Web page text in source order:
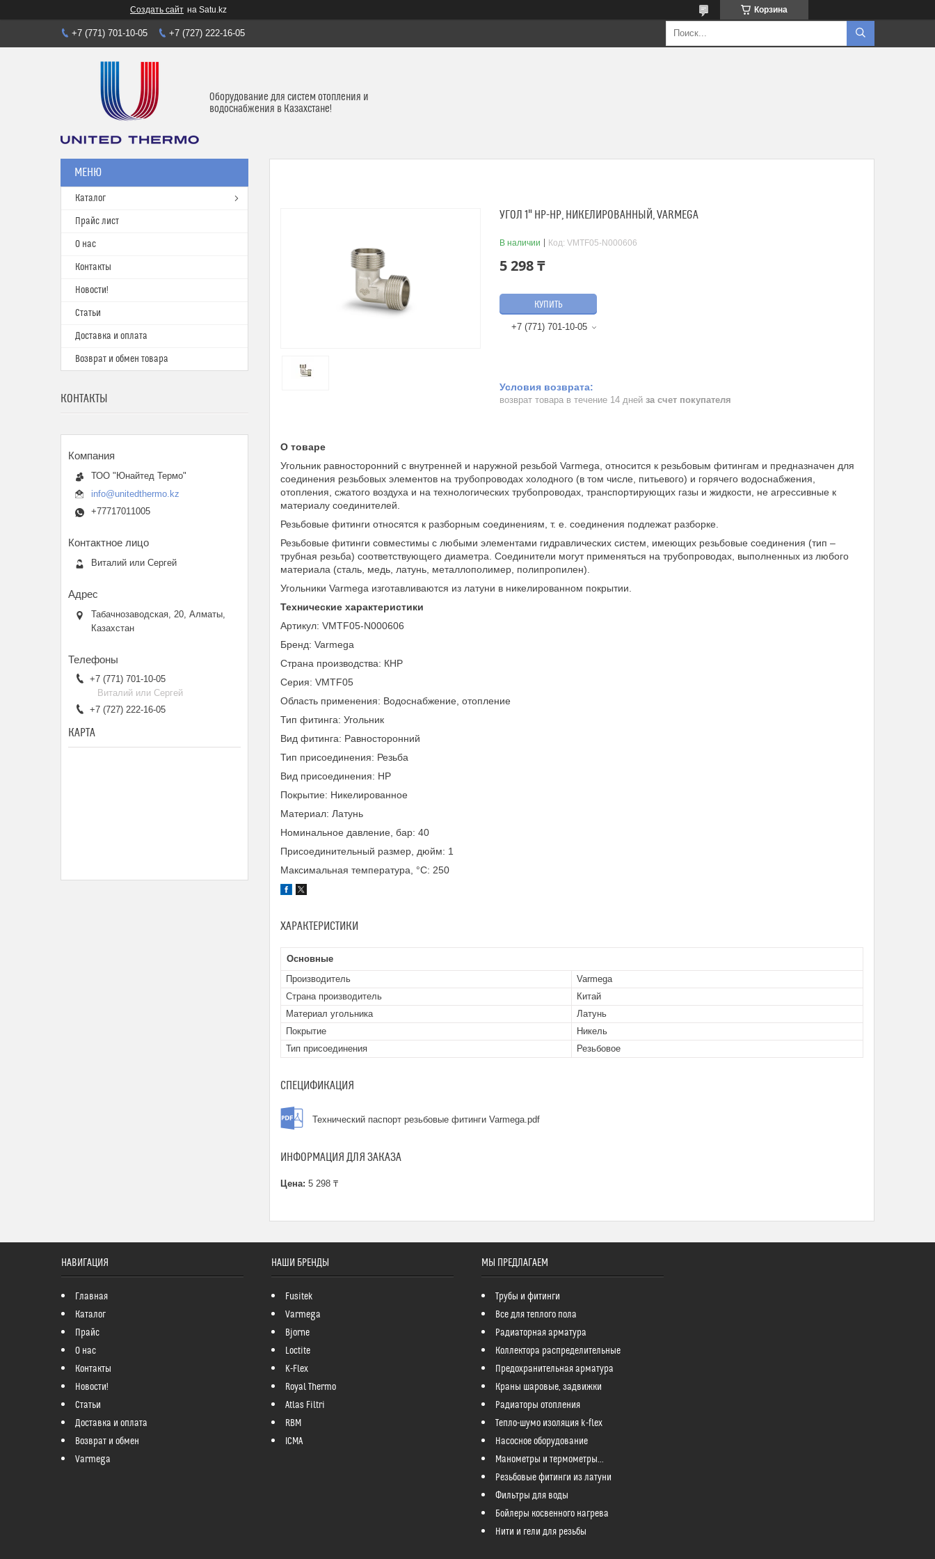
Создать сайт на Satu.kz Корзина
+7 (771) 701-10-05 +7 (727) 222-16-05
Оборудование для систем отопления и
водоснабжения в Казахстане!
УГОЛ 1" НР-НР, НИКЕЛИРОВАННЫЙ, VARMEGA
В наличии Код: VMTF05-N000606
5 298 ₸
КУПИТЬ
+7 (771) 701-10-05
возврат товара в течение 14 дней за счет покупателя
О товаре
Угольник равносторонний с внутренней и наружной резьбой Varmega, относится к резьбовым фитингам и предназначен для
соединения резьбовых элементов на трубопроводах холодного (в том числе, питьевого) и горячего водоснабжения,
отопления, сжатого воздуха и на технологических трубопроводах, транспортирующих газы и жидкости, не агрессивные к
материалу соединителей.
Резьбовые фитинги относятся к разборным соединениям, т. е. соединения подлежат разборке.
Резьбовые фитинги совместимы с любыми элементами гидравлических систем, имеющих резьбовые соединения (тип –
трубная резьба) соответствующего диаметра. Соединители могут применяться на трубопроводах, выполненных из любого
материала (сталь, медь, латунь, металлополимер, полипропилен).
Угольники Varmega изготавливаются из латуни в никелированном покрытии.
Технические характеристики
Артикул: VMTF05-N000606
Бренд: Varmega
Страна производства: КНР
Серия: VMTF05
Область применения: Водоснабжение, отопление
Тип фитинга: Угольник
Вид фитинга: Равносторонний
Тип присоединения: Резьба
Вид присоединения: НР
Покрытие: Никелированное
Материал: Латунь
Номинальное давление, бар: 40
Присоединительный размер, дюйм: 1
Максимальная температура, °С: 250
ХАРАКТЕРИСТИКИ
Основные
Производитель
Varmega
Страна производитель
Китай
Материал угольника
Латунь
Покрытие
Никель
Тип присоединения
Резьбовое
СПЕЦИФИКАЦИЯ
Технический паспорт резьбовые фитинги Varmega.pdf
ИНФОРМАЦИЯ ДЛЯ ЗАКАЗА
Цена: 5 298 ₸
Каталог
Прайс лист
О нас
Контакты
Новости!
Статьи
Доставка и оплата
Возврат и обмен товара
КОНТАКТЫ
ТОО "Юнайтед Термо"
info@unitedthermo.kz
+77717011005
Виталий или Сергей
Табачнозаводская, 20, Алматы,
Казахстан
+7 (771) 701-10-05
Виталий или Сергей
+7 (727) 222-16-05
КАРТА
НАВИГАЦИЯ
Главная
Каталог
Прайс
О нас
Контакты
Новости!
Статьи
Доставка и оплата
Возврат и обмен
Varmega
НАШИ БРЕНДЫ
Fusitek
Varmega
Bjorne
Loctite
K-Flex
Royal Thermo
Atlas Filtri
RBM
ICMA
МЫ ПРЕДЛАГАЕМ
Трубы и фитинги
Все для теплого пола
Радиаторная арматура
Коллектора распределительные
Предохранительная арматура
Краны шаровые, задвижки
Радиаторы отопления
Тепло-шумо изоляция k-flex
Насосное оборудование
Манометры и термометры...
Резьбовые фитинги из латуни
Фильтры для воды
Бойлеры косвенного нагрева
Нити и гели для резьбы